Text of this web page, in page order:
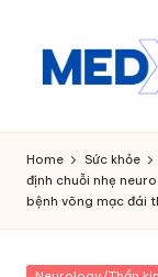
M
e
d
x
Home Sức khỏe
định chuỗi nhẹ
bệnh võng mạc đái
Posted